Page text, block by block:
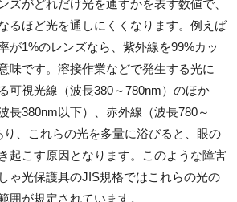
ズがどれだけ光を通すかを表す数値で、
るほど光を通しにくくなります。例えば
が1%のレンズなら、紫外線を99%カッ
味です。溶接作業などで発生する光に
可視光線（波長380～780nm）のほか
長380nm以下）、赤外線（波長780～
り、これらの光を多量に浴びると、眼の
起こす原因となります。このような障害
ゃ光保護具のJIS規格ではこれらの光の
囲が規定されています。